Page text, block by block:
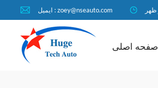
ایمیل : zoey@nseauto.com
صفحه اصلی